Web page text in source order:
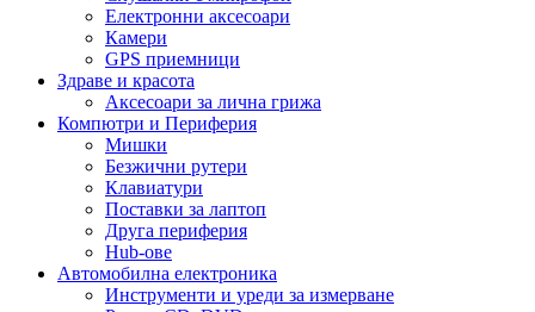
Електронни аксесоари
Камери
GPS приемници
Здраве и красота
Аксесоари за лична грижа
Компютри и Периферия
Мишки
Безжични рутери
Клавиатури
Поставки за лаптоп
Друга периферия
Hub-ове
Автомобилна електроника
Инструменти и уреди за измерване